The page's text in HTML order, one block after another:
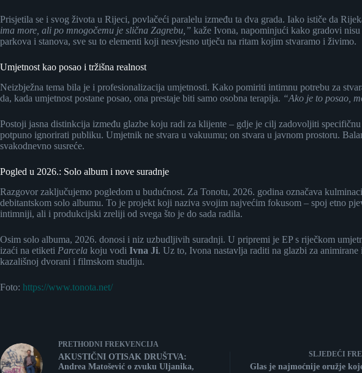
Prisjetila se i svog života u Rijeci, povlačeći paralelu između ta dva grada. Iako ističe da
ima more, ali po mnogočemu je slična Zagrebu,” kaže Ivona, napominjući kako gradovi
parkova i stanova, sve su to elementi koji nesvjesno utječu na ritam kojim stvaramo i živimo.
Umjetnost kao posao i tržišna realnost
Neizbježna tema bila je i profesionalizacija umjetnosti. Kako pomiriti intimnu potrebu za
da, kada umjetnost postane posao, ona prestaje biti samo osobna terapija. “Ako je to posao,
Postoji jasna distinkcija između glazbe koju radi za klijente – gdje je cilj zadovoljiti
potpuno ignorirati publiku. Umjetnik ne stvara u vakuumu; on stvara u javnom prostoru.
svakodnevno susreće.
Pogled u 2026.: Solo album i nove suradnje
Razgovor zaključujemo pogledom u budućnost. Za Tonotu, 2026. godina označava
debitantskom solo albumu. To je projekt koji naziva svojim najvećim fokusom – spoj etno
intimniji, ali i produkcijski zreliji od svega što je do sada radila.
Osim solo albuma, 2026. donosi i niz uzbudljivih suradnji. U pripremi je EP s riječkom
izaći na etiketi Parcela koju vodi Ivna Ji. Uz to, Ivona nastavlja raditi na glazbi za
kazališnoj dvorani i filmskom studiju.
Foto: https://www.tonota.net/
PRETHODNI FREKVENCIJA
AKUSTIČNI OTISAK DRUŠTVA:
Andrea Matošević o zvuku Uljanika,
SLJEDEĆI
Glas je najmoćnije oružje